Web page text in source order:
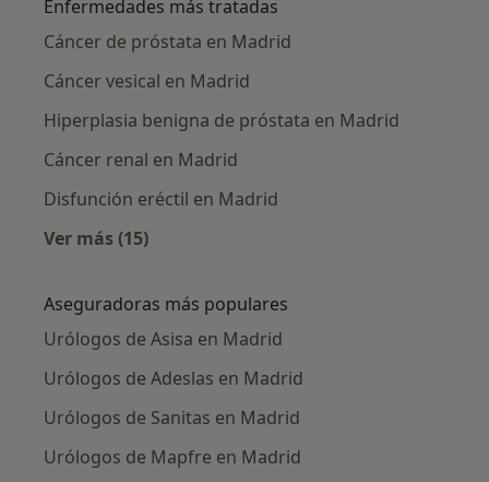
Enfermedades más tratadas
Cáncer de próstata en Madrid
Cáncer vesical en Madrid
Hiperplasia benigna de próstata en Madrid
Cáncer renal en Madrid
Disfunción eréctil en Madrid
Ver más (15)
Aseguradoras más populares
Urólogos de Asisa en Madrid
Urólogos de Adeslas en Madrid
Urólogos de Sanitas en Madrid
Urólogos de Mapfre en Madrid